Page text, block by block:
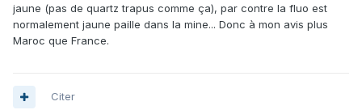
jaune (pas de quartz trapus comme ça), par contre la fluo est
normalement jaune paille dans la mine... Donc à mon avis plus
Maroc que France.
Citer